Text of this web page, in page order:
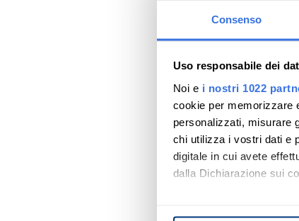
Consenso
Uso responsabile dei
Noi e i nostri 1022
cookie per memorizzare
personalizzati, misurare
chi utilizza i vostri dati e
digitale in cui avete
dalla Dichiarazione sui